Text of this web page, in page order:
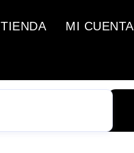
TIENDA MI CUENTA